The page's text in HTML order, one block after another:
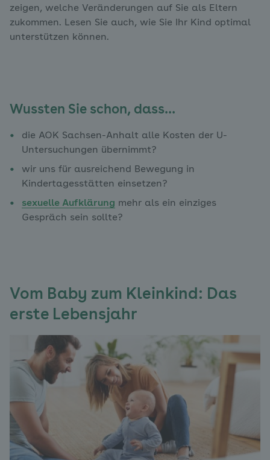
zeigen, welche Veränderungen auf Sie als Eltern
zukommen. Lesen Sie auch, wie Sie Ihr Kind optimal
unterstützen können.
Wussten Sie schon, dass…
die AOK Sachsen-Anhalt alle Kosten der U-
Untersuchungen übernimmt?
wir uns für ausreichend Bewegung in
Kindertagesstätten einsetzen?
sexuelle Aufklärung mehr als ein einziges
Gespräch sein sollte?
Vom Baby zum Kleinkind: Das
erste Lebensjahr